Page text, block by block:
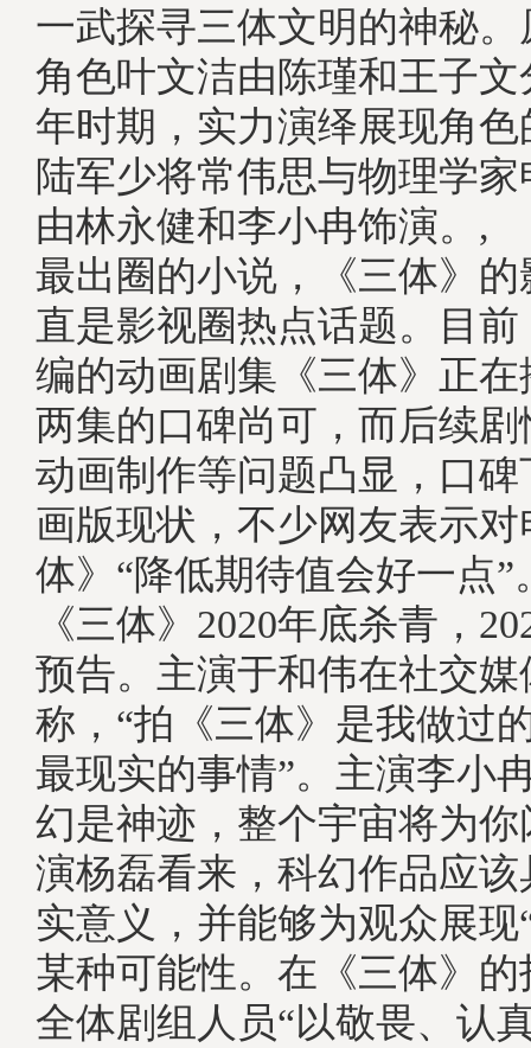
一武探寻三体文明的神秘
角色叶文洁由陈瑾和王子
年时期，实力演绎展现角
陆军少将常伟思与物理学
由林永健和李小冉饰演
最出圈的小说，《三体》
直是影视圈热点话题。目
编的动画剧集《三体》正
两集的口碑尚可，而后续
动画制作等问题凸显，口
画版现状，不少网友表示
体》“降低期待值会好一
《三体》2020年底杀青，
预告。主演于和伟在社交媒
称，“拍《三体》是我做过
最现实的事情”。主演李小
幻是神迹，整个宇宙将为你
演杨磊看来，科幻作品应
实意义，并能够为观众展现
某种可能性。在《三体》
全体剧组人员“以敬畏、认